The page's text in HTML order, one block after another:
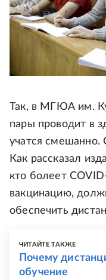
Так, в МГЮА им.
пары проводит в
учатся
Как рассказал
кто болеет
вакцинацию,
обеспечить
ЧИТАЙТЕ ТАКЖЕ
Почему
обучение